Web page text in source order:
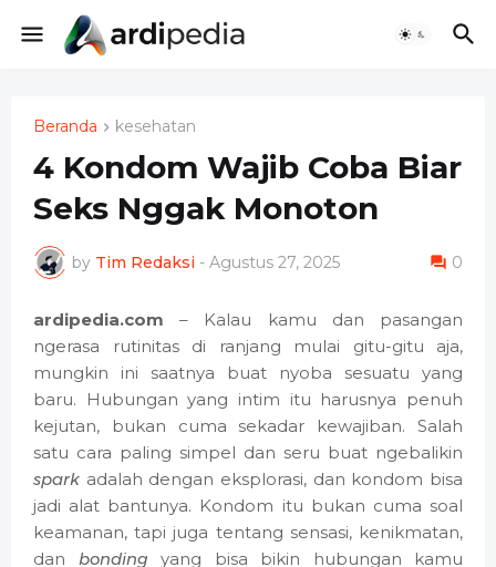
Beranda kesehatan
4 Kondom Wajib Coba Biar
Seks Nggak Monoton
by Tim Redaksi - Agustus 27, 2025 0
ardipedia.com – Kalau kamu dan pasangan
ngerasa rutinitas di ranjang mulai gitu-gitu aja,
mungkin ini saatnya buat nyoba sesuatu yang
baru. Hubungan yang intim itu harusnya penuh
kejutan, bukan cuma sekadar kewajiban. Salah
satu cara paling simpel dan seru buat ngebalikin
spark adalah dengan eksplorasi, dan kondom bisa
jadi alat bantunya. Kondom itu bukan cuma soal
keamanan, tapi juga tentang sensasi, kenikmatan,
dan bonding yang bisa bikin hubungan kamu